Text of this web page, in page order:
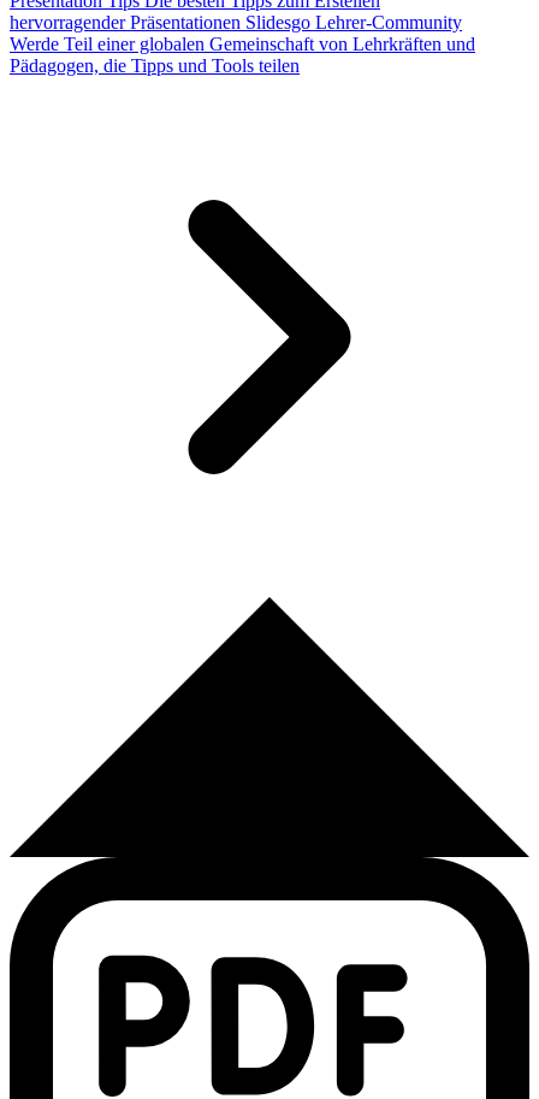
hervorragender Präsentationen Slidesgo Lehrer-Community
Werde Teil einer globalen Gemeinschaft von Lehrkräften und
Pädagogen, die Tipps und Tools teilen